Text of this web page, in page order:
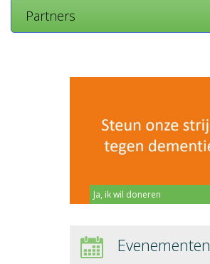
Partners
Ja, ik wil doneren
Evenementen